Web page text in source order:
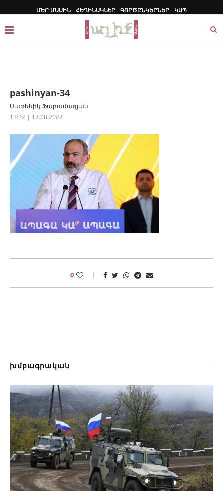
ՄԵՐ ՄԱՍԻՆ ՀԵՂԻՆԱԿՆԵՐ ԳՈՐԾԸՆԿԵՐՆԵՐ ԿԱՊ
pashinyan-34
Սաթենիկ Ֆարամազյան
13:32 | 12.08.2022
0
խմբագրական